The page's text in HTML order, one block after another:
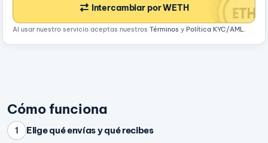
Intercambiar por WETH
Al usar nuestro servicio aceptas nuestros Términos y Política KYC/AML.
Cómo funciona
1 Elige qué envías y qué recibes